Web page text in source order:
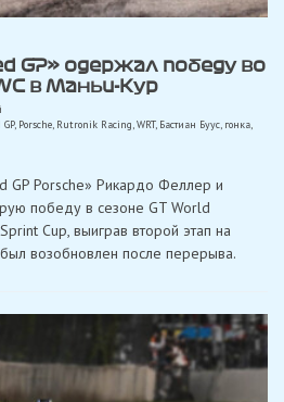
GP» одержал победу во
в Маньи-Кур
, Porsche Rutronik Racing WRT, Бастиан Буус гонка
GP Porsche» Рикардо Феллер и
победу в сезоне GT World
Cup, выиграв второй этап на
возобновлен после перерыва.